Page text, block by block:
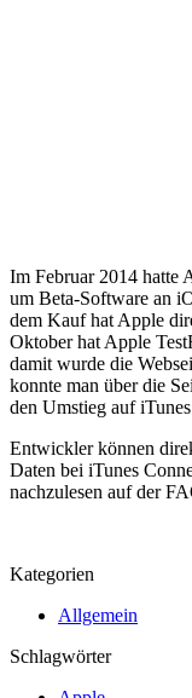
Im Februar 2014 hatte
um Beta-Software an
dem Kauf hat Apple
Oktober hat Apple
damit wurde die
konnte man über die
den Umstieg auf
Entwickler können
Daten bei iTunes
nachzulesen auf der
Kategorien
Allgemein
Schlagwörter